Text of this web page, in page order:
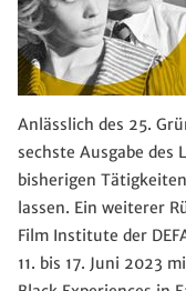
Anlässlich des 25.
sechste Ausgabe des
bisherigen
lassen. Ein weiterer
Film Institute der
11. bis 17. Juni 2023